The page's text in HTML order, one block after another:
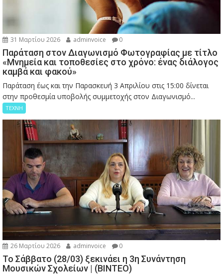
31 Μαρτίου 2026 adminvoice 0
Παράταση στον Διαγωνισμό Φωτογραφίας με τίτλο
«Μνημεία και τοποθεσίες στο χρόνο: ένας διάλογος
καμβά και φακού»
Παράταση έως και την Παρασκευή 3 Απριλίου στις 15:00 δίνεται
στην προθεσμία υποβολής συμμετοχής στον Διαγωνισμό...
ΤΕΧΝΗ
26 Μαρτίου 2026 adminvoice 0
Το Σάββατο (28/03) ξεκινάει η 3η Συνάντηση
Μουσικών Σχολείων | (ΒΙΝΤΕΟ)